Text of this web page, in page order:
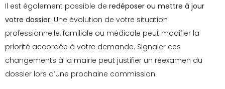
Il est également possible de redéposer ou mettre à jour
votre dossier. Une évolution de votre situation
professionnelle, familiale ou médicale peut modifier la
priorité accordée à votre demande. Signaler ces
changements à la mairie peut justifier un réexamen du
dossier lors d’une prochaine commission.